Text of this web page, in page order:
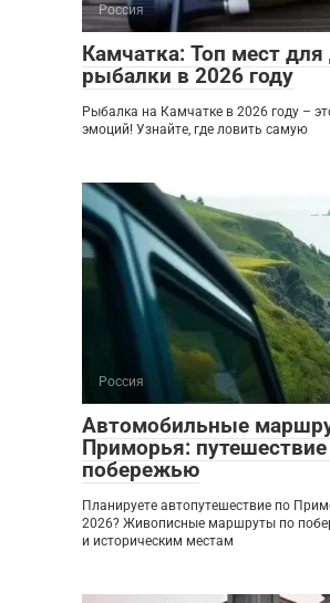
Россия
Камчатка: Топ мест для
рыбалки в 2026 году
Рыбалка на Камчатке в 2026 году –
эмоций! Узнайте, где ловить самую
Россия
Автомобильные
Приморья:
побережью
Планируете автопутешествие по
2026? Живописные маршруты по
и историческим местам